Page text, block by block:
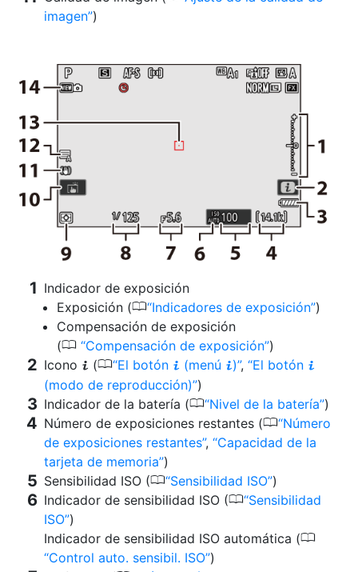
imagen )
Indicador de exposición
Exposición (0 Indicadores de exposición )
Compensación de exposición
(0 Compensación de exposición )
Icono i (0 El botón i (menú i) , El botón i
(modo de reproducción) )
Indicador de la batería (0 Nivel de la batería )
Número de exposiciones restantes (0 Número
de exposiciones restantes ,
Capacidad de la
tarjeta de memoria )
Sensibilidad ISO (0 Sensibilidad ISO )
Indicador de sensibilidad ISO (0 Sensibilidad
ISO )
Indicador de sensibilidad ISO automática (0
Control auto. sensibil. ISO )